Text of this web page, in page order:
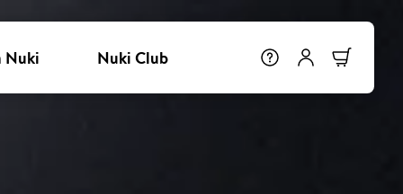
Nuki Nuki Club